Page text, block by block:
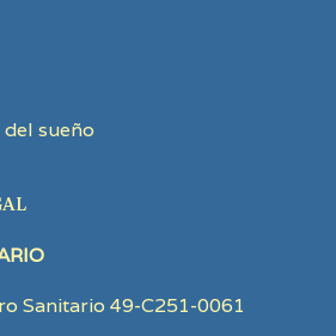
sueño
Sanitario 49-C251-0061